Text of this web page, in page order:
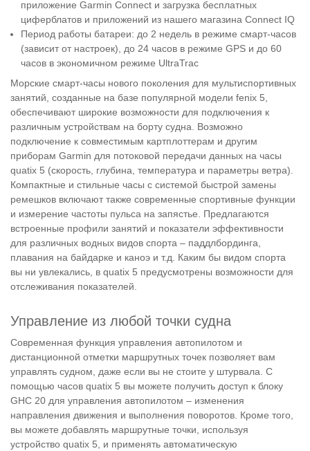
приложение Garmin Connect и загрузка бесплатных
циферблатов и приложений из нашего магазина Connect IQ
Период работы батареи: до 2 недель в режиме смарт-часов
(зависит от настроек), до 24 часов в режиме GPS и до 60
часов в экономичном режиме UltraTrac
Морские смарт-часы нового поколения для мультиспортивных
занятий, созданные на базе популярной модели fenix 5,
обеспечивают широкие возможности для подключения к
различным устройствам на борту судна. Возможно
подключение к совместимым картплоттерам и другим
приборам Garmin для потоковой передачи данных на часы
quatix 5 (скорость, глубина, температура и параметры ветра).
Компактные и стильные часы с системой быстрой замены
ремешков включают также современные спортивные функции
и измерение частоты пульса на запястье. Предлагаются
встроенные профили занятий и показатели эффективности
для различных водных видов спорта – паддлбординга,
плавания на байдарке и каноэ и т.д. Каким бы видом спорта
вы ни увлекались, в quatix 5 предусмотрены возможности для
отслеживания показателей.
Управление из любой точки судна
Современная функция управления автопилотом и
дистанционной отметки маршрутных точек позволяет вам
управлять судном, даже если вы не стоите у штурвала. С
помощью часов quatix 5 вы можете получить доступ к блоку
GHC 20 для управления автопилотом – изменения
направления движения и выполнения поворотов. Кроме того,
вы можете добавлять маршрутные точки, используя
устройство quatix 5, и применять автоматическую